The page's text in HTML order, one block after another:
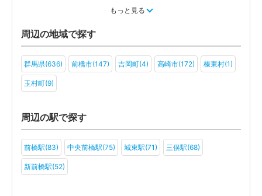
旅行・ホテル(4)
アミューズメント・レジャー(4)
医療法人(3) ＮＰＯ法人(3) 一般社団法人(4) その他(3)
もっと見る
周辺の地域で探す
群馬県(636) 前橋市(147) 吉岡町(4) 高崎市(172) 榛東村(1)
玉村町(9)
周辺の駅で探す
前橋駅(83) 中央前橋駅(75) 城東駅(71) 三俣駅(68)
新前橋駅(52)